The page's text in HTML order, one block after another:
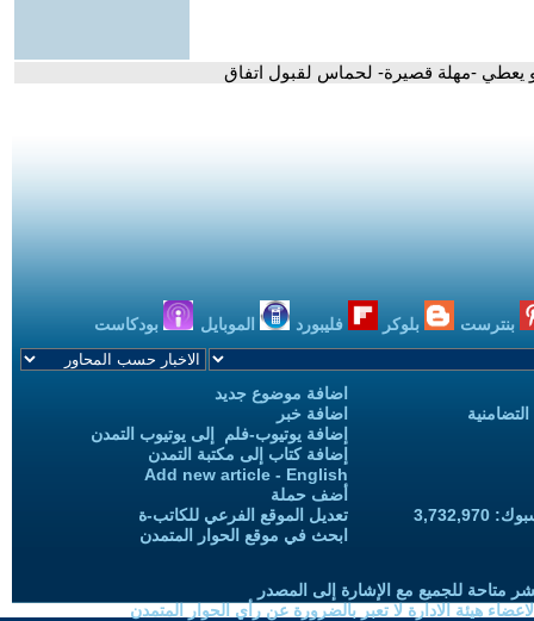
يعطي -مهلة قصيرة- لحماس لقبول اتفاق
بنترست بلوكر فليبورد الموبايل بودكاست
اضافة موضوع جديد
اضافة خبر
إضافة يوتيوب-فلم إلى يوتيوب التمدن
إضافة كتاب إلى مكتبة التمدن
Add new article - English
أضف حملة
تعديل الموقع الفرعي للكاتب-ة
ابحث في موقع الحوار المتمدن
متاحة للجميع مع الإشارة إلى المصدر
هيئة الادارة لا تعبر بالضرورة عن رأي الحوار المتمدن